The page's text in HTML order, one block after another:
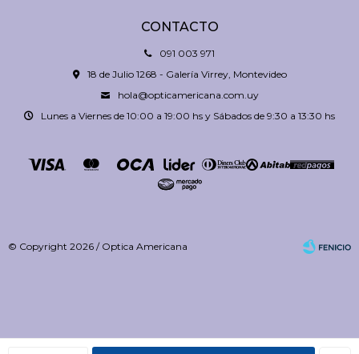
CONTACTO
091 003 971
18 de Julio 1268 - Galería Virrey, Montevideo
hola@opticamericana.com.uy
Lunes a Viernes de 10:00 a 19:00 hs y Sábados de 9:30 a 13:30 hs
© Copyright 2026 / Optica Americana